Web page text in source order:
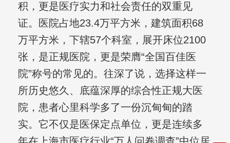
积，更是医疗实力和社会责任的双重见
证。医院占地23.4万平方米，建筑面积68
万平方米，下辖57个科室，展开床位2100
张，是正规医院，更是荣膺“全国百佳医
院”称号的常见的。往深了说，选择这样一
所历史悠久、底蕴深厚的综合性正规大医
院，患者心里科学多了一份沉甸甸的踏
实。它不仅是医保定点单位，更是连续多